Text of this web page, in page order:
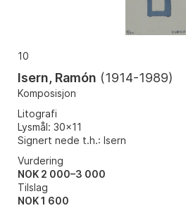
10
Isern, Ramón (1914-1989)
Komposisjon
Litografi
Lysmål: 30x11
Signert nede t.h.: Isern
Vurdering
NOK 2 000–3 000
Tilslag
NOK1 600